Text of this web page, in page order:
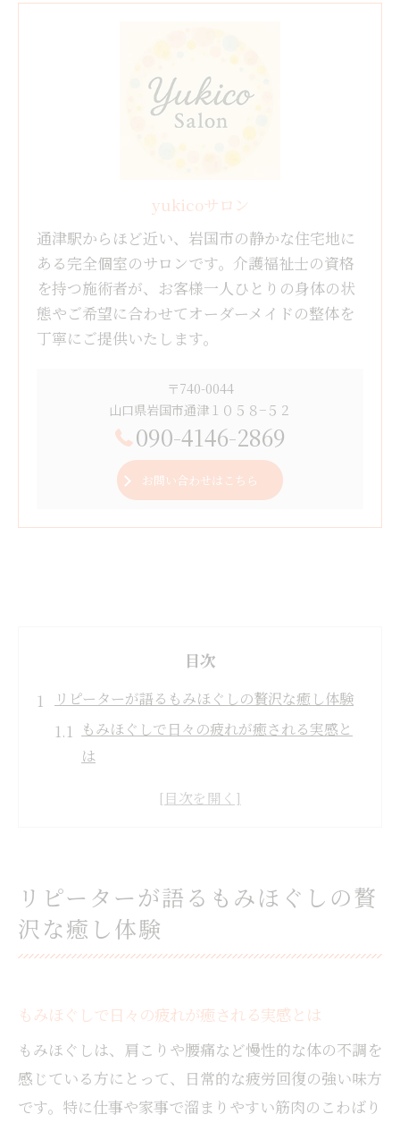
yukicoサロン
通津駅からほど近い、岩国市の静かな住宅地に
ある完全個室のサロンです。介護福祉士の資格
を持つ施術者が、お客様一人ひとりの身体の状
態やご希望に合わせてオーダーメイドの整体を
丁寧にご提供いたします。
〒740-0044
山口県岩国市通津１０５８−５２
090-4146-2869
お問い合わせはこちら
目次
リピーターが語るもみほぐしの贅沢な癒し体験
もみほぐしで日々の疲れが癒される実感と
は
口コミで広がるもみほぐしの癒し体験を解
説
岩国市で選ばれるもみほぐしの満足ポイントと
もみほぐしが岩国市で支持される理由を紹
介
岩国のもみほぐしで得られる安心感の秘密
もみほぐしの施術環境と満足度の高い特徴
リピーターが語るもみほぐしの贅
沢な癒し体験
もみほぐしで日々の疲れが癒される実感とは
もみほぐしは、肩こりや腰痛など慢性的な体の不調を
感じている方にとって、日常的な疲労回復の強い味方
です。特に仕事や家事で溜まりやすい筋肉のこわばり